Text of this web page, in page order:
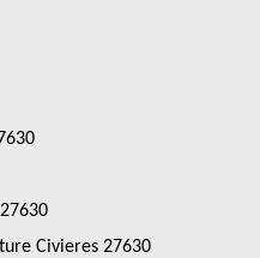
Civieres 27630